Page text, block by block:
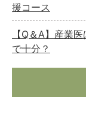
援コース
【Q＆A】産業
で十分？